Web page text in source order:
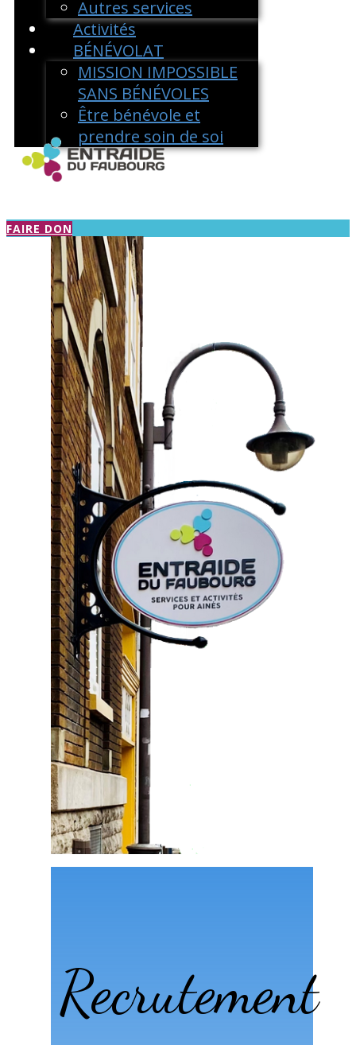
Autres services
Activités
BÉNÉVOLAT
MISSION IMPOSSIBLE
SANS BÉNÉVOLES
Être bénévole et
prendre soin de soi
FAIRE DON
Recrutement